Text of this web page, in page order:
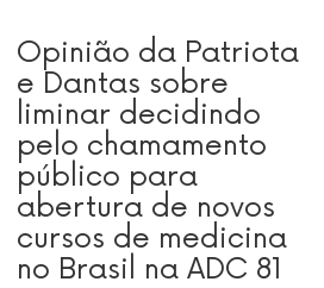
Opinião da Patriota
e Dantas sobre
liminar decidindo
pelo chamamento
público para
abertura de novos
cursos de medicina
no Brasil na ADC 81